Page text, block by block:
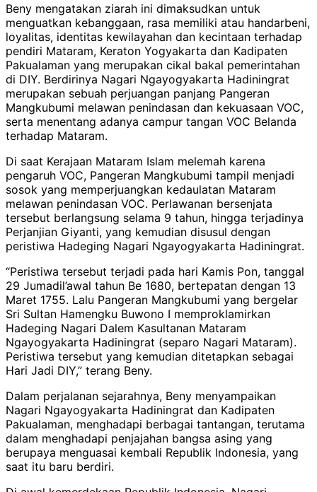
Beny mengatakan ziarah ini dimaksudkan untuk
menguatkan kebanggaan, rasa memiliki atau handarbeni,
loyalitas, identitas kewilayahan dan kecintaan terhadap
pendiri Mataram, Keraton Yogyakarta dan Kadipaten
Pakualaman yang merupakan cikal bakal pemerintahan
di DIY. Berdirinya Nagari Ngayogyakarta Hadiningrat
merupakan sebuah perjuangan panjang Pangeran
Mangkubumi melawan penindasan dan kekuasaan VOC,
serta menentang adanya campur tangan VOC Belanda
terhadap Mataram.
Di saat Kerajaan Mataram Islam melemah karena
pengaruh VOC, Pangeran Mangkubumi tampil menjadi
sosok yang memperjuangkan kedaulatan Mataram
melawan penindasan VOC. Perlawanan bersenjata
tersebut berlangsung selama 9 tahun, hingga terjadinya
Perjanjian Giyanti, yang kemudian disusul dengan
peristiwa Hadeging Nagari Ngayogyakarta Hadiningrat.
“Peristiwa tersebut terjadi pada hari Kamis Pon, tanggal
29 Jumadil’awal tahun Be 1680, bertepatan dengan 13
Maret 1755. Lalu Pangeran Mangkubumi yang bergelar
Sri Sultan Hamengku Buwono I memproklamirkan
Hadeging Nagari Dalem Kasultanan Mataram
Ngayogyakarta Hadiningrat (separo Nagari Mataram).
Peristiwa tersebut yang kemudian ditetapkan sebagai
Hari Jadi DIY,” terang Beny.
Dalam perjalanan sejarahnya, Beny menyampaikan
Nagari Ngayogyakarta Hadiningrat dan Kadipaten
Pakualaman, menghadapi berbagai tantangan, terutama
dalam menghadapi penjajahan bangsa asing yang
berupaya menguasai kembali Republik Indonesia, yang
saat itu baru berdiri.